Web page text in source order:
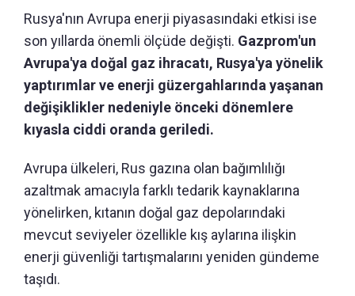
Rusya'nın Avrupa enerji piyasasındaki etkisi ise
son yıllarda önemli ölçüde değişti. Gazprom'un
Avrupa'ya doğal gaz ihracatı, Rusya'ya yönelik
yaptırımlar ve enerji güzergahlarında yaşanan
değişiklikler nedeniyle önceki dönemlere
kıyasla ciddi oranda geriledi.
Avrupa ülkeleri, Rus gazına olan bağımlılığı
azaltmak amacıyla farklı tedarik kaynaklarına
yönelirken, kıtanın doğal gaz depolarındaki
mevcut seviyeler özellikle kış aylarına ilişkin
enerji güvenliği tartışmalarını yeniden gündeme
taşıdı.